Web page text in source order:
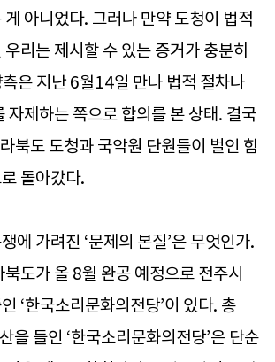
아니었다. 그러나 만약 도청이 법적
리는 제시할 수 있는 증거가 충분히
은 지난 6월14일 만나 법적 절차나
자제하는 쪽으로 합의를 본 상태. 결국
북도 도청과 국악원 단원들이 벌인 힘
돌아갔다.
에 가려진 ‘문제의 본질’은 무엇인가.
도가 올 8월 완공 예정으로 전주시
‘한국소리문화의전당’이 있다. 총
을 들인 ‘한국소리문화의전당’은 단순